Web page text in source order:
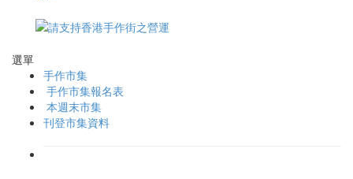
選單
手作市集
手作市集報名表
本週末市集
刊登市集資料